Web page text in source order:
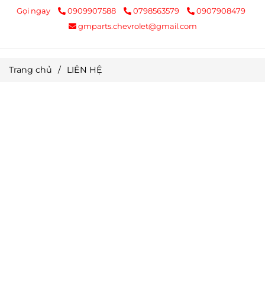
Gọi ngay 0909907588 0798563579
0907908479
gmparts.chevrolet@gmail.com
Trang chủ / LIÊN HỆ